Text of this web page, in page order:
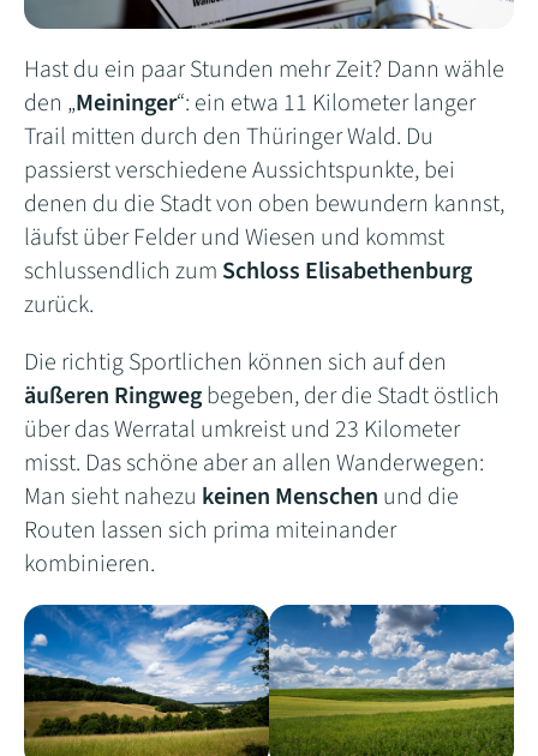
Hast du ein paar Stunden mehr Zeit? Dann wähle
den „Meininger“: ein etwa 11 Kilometer langer
Trail mitten durch den Thüringer Wald. Du
passierst verschiedene Aussichtspunkte, bei
denen du die Stadt von oben bewundern kannst,
läufst über Felder und Wiesen und kommst
schlussendlich zum Schloss Elisabethenburg
zurück.
Die richtig Sportlichen können sich auf den
äußeren Ringwegbegeben, der die Stadt östlich
über das Werratal umkreist und 23 Kilometer
misst. Das schöne aber an allen Wanderwegen:
Man sieht nahezu keinen Menschen und die
Routen lassen sich prima miteinander
kombinieren.